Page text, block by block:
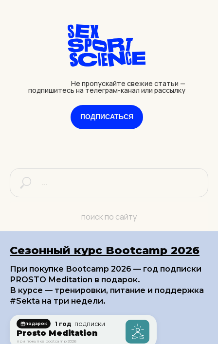
Не пропускайте свежие статьи —
подпишитесь на телеграм-канал или рассылку
ПОДПИСАТЬСЯ
поиск по сайту
Сезонный курс Bootcamp 2026
При покупке Bootcamp 2026 — год подписки
PROSTO Meditation в подарок.
В курсе — тренировки, питание и поддержка
#Sekta на три недели.
подарок 1 год подписки
Prosto Meditation
при покупке bootcamp 2026